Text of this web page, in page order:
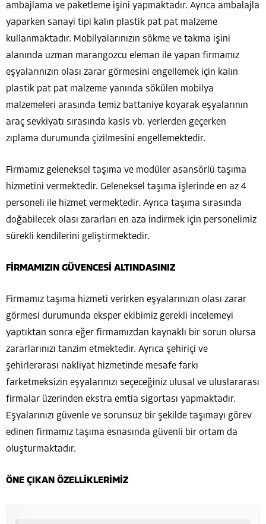
ambajlama ve paketleme işini yapmaktadır. Ayrıca ambalajla
yaparken sanayi tipi kalın plastik pat pat malzeme
kullanmaktadır. Mobilyalarınızın sökme ve takma işini
alanında uzman marangozcu eleman ile yapan firmamız
eşyalarınızın olası zarar görmesini engellemek için kalın
plastik pat pat malzeme yanında sökülen mobilya
malzemeleri arasında temiz battaniye koyarak eşyalarının
araç sevkiyatı sırasında kasis vb. yerlerden geçerken
zıplama durumunda çizilmesini engellemektedir.
Firmamız geleneksel taşıma ve modüler asansörlü taşıma
hizmetini vermektedir. Geleneksel taşıma işlerinde en az 4
personeli ile hizmet vermektedir. Ayrıca taşıma sırasında
doğabilecek olası zararları en aza indirmek için personelimiz
sürekli kendilerini geliştirmektedir.
FİRMAMIZIN GÜVENCESİ ALTINDASINIZ
Firmamız taşıma hizmeti verirken eşyalarınızın olası zarar
görmesi durumunda eksper ekibimiz gerekli incelemeyi
yaptıktan sonra eğer firmamızdan kaynaklı bir sorun olursa
zararlarınızı tanzim etmektedir. Ayrıca şehiriçi ve
şehirlerarası nakliyat hizmetinde mesafe farkı
farketmeksizin eşyalarınızı seçeceğiniz ulusal ve uluslararası
firmalar üzerinden ekstra emtia sigortası yapmaktadır.
Eşyalarınızı güvenle ve sorunsuz bir şekilde taşımayı görev
edinen firmamız taşıma esnasında güvenli bir ortam da
oluşturmaktadır.
ÖNE ÇIKAN ÖZELLİKLERİMİZ